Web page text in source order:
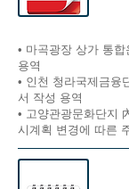
​• 마곡광장 상가 통
용역
​• 인천 청라국제금융
서 작성 용역
• 고양관광문화단지
시계획 변경에 따른